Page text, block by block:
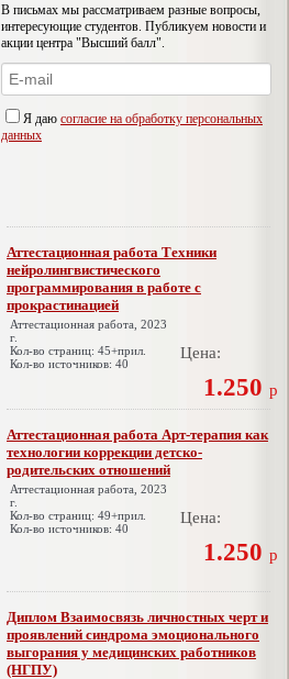
В письмах мы рассматриваем разные вопросы,
интересующие студентов. Публикуем новости и
акции центра "Высший балл".
Я даю согласие на обработку персональных
данных
Аттестационная работа Техники
нейролингвистического
программирования в работе с
прокрастинацией
Аттестационная работа, 2023
г.
Кол-во страниц: 45+прил.
Кол-во источников: 40
Цена:
1.250 р
Аттестационная работа Арт-терапия как
технологии коррекции детско-
родительских отношений
Аттестационная работа, 2023
г.
Кол-во страниц: 49+прил.
Кол-во источников: 40
Цена:
1.250 р
Диплом Взаимосвязь личностных черт и
проявлений синдрома эмоционального
выгорания у медицинских работников
(НГПУ)